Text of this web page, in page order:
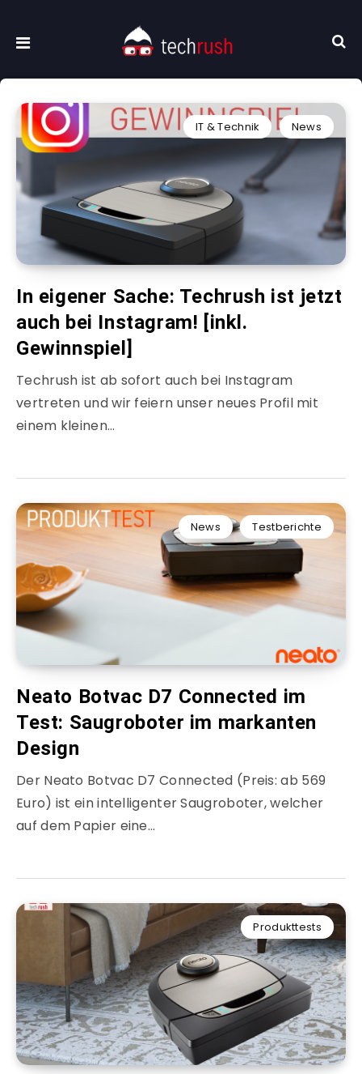
IT & Technik News
In eigener Sache: Techrush ist jetzt
auch bei Instagram! [inkl.
Gewinnspiel]
Techrush ist ab sofort auch bei Instagram
vertreten und wir feiern unser neues Profil mit
einem kleinen…
News Testberichte
Neato Botvac D7 Connected im
Test: Saugroboter im markanten
Design
Der Neato Botvac D7 Connected (Preis: ab 569
Euro) ist ein intelligenter Saugroboter, welcher
auf dem Papier eine…
Produkttests